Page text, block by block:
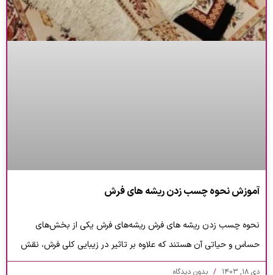
آموزش نحوه چسب زدن ریشه های فرش
نحوه چسب زدن ریشه های فرش ریشه‌های فرش یکی از بخش‌های
حساس و حیاتی آن هستند که علاوه بر تاثیر در زیبایی کلی فرش، نقش
دی ۱۸, ۱۴۰۳ بدون دیدگاه